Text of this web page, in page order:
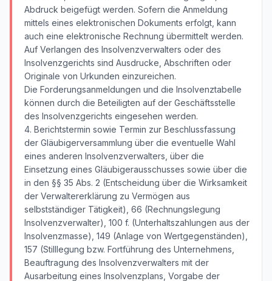
Abdruck beigefügt werden. Sofern die Anmeldung
mittels eines elektronischen Dokuments erfolgt, kann
auch eine elektronische Rechnung übermittelt werden.
Auf Verlangen des Insolvenzverwalters oder des
Insolvenzgerichts sind Ausdrucke, Abschriften oder
Originale von Urkunden einzureichen.
Die Forderungsanmeldungen und die Insolvenztabelle
können durch die Beteiligten auf der Geschäftsstelle
des Insolvenzgerichts eingesehen werden.
4. Berichtstermin sowie Termin zur Beschlussfassung
der Gläubigerversammlung über die eventuelle Wahl
eines anderen Insolvenzverwalters, über die
Einsetzung eines Gläubigerausschusses sowie über die
in den §§ 35 Abs. 2 (Entscheidung über die Wirksamkeit
der Verwaltererklärung zu Vermögen aus
selbstständiger Tätigkeit), 66 (Rechnungslegung
Insolvenzverwalter), 100 f. (Unterhaltszahlungen aus der
Insolvenzmasse), 149 (Anlage von Wertgegenständen),
157 (Stilllegung bzw. Fortführung des Unternehmens,
Beauftragung des Insolvenzverwalters mit der
Ausarbeitung eines Insolvenzplans, Vorgabe der